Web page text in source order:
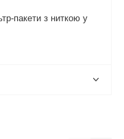
пакети з ниткою у